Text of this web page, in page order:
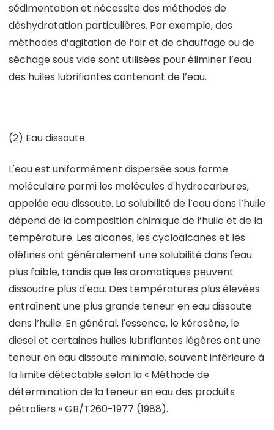
sédimentation et nécessite des méthodes de
déshydratation particulières. Par exemple, des
méthodes d’agitation de l’air et de chauffage ou de
séchage sous vide sont utilisées pour éliminer l’eau
des huiles lubrifiantes contenant de l’eau.
(2) Eau dissoute
L'eau est uniformément dispersée sous forme
moléculaire parmi les molécules d'hydrocarbures,
appelée eau dissoute. La solubilité de l’eau dans l’huile
dépend de la composition chimique de l’huile et de la
température. Les alcanes, les cycloalcanes et les
oléfines ont généralement une solubilité dans l'eau
plus faible, tandis que les aromatiques peuvent
dissoudre plus d'eau. Des températures plus élevées
entraînent une plus grande teneur en eau dissoute
dans l’huile. En général, l'essence, le kérosène, le
diesel et certaines huiles lubrifiantes légères ont une
teneur en eau dissoute minimale, souvent inférieure à
la limite détectable selon la « Méthode de
détermination de la teneur en eau des produits
pétroliers » GB/T260-1977 (1988).